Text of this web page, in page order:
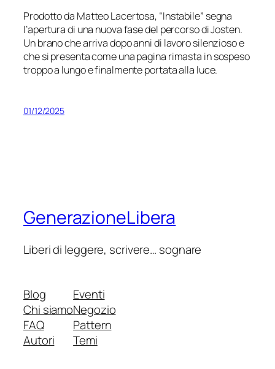
Prodotto da Matteo Lacertosa, “Instabile” segna
l’apertura di una nuova fase del percorso di Josten.
Un brano che arriva dopo anni di lavoro silenzioso e
che si presenta come una pagina rimasta in sospeso
troppo a lungo e finalmente portata alla luce.
01/12/2025
GenerazioneLibera
Liberi di leggere, scrivere… sognare
Blog
Chi siamo
FAQ
Autori
Eventi
Negozio
Pattern
Temi